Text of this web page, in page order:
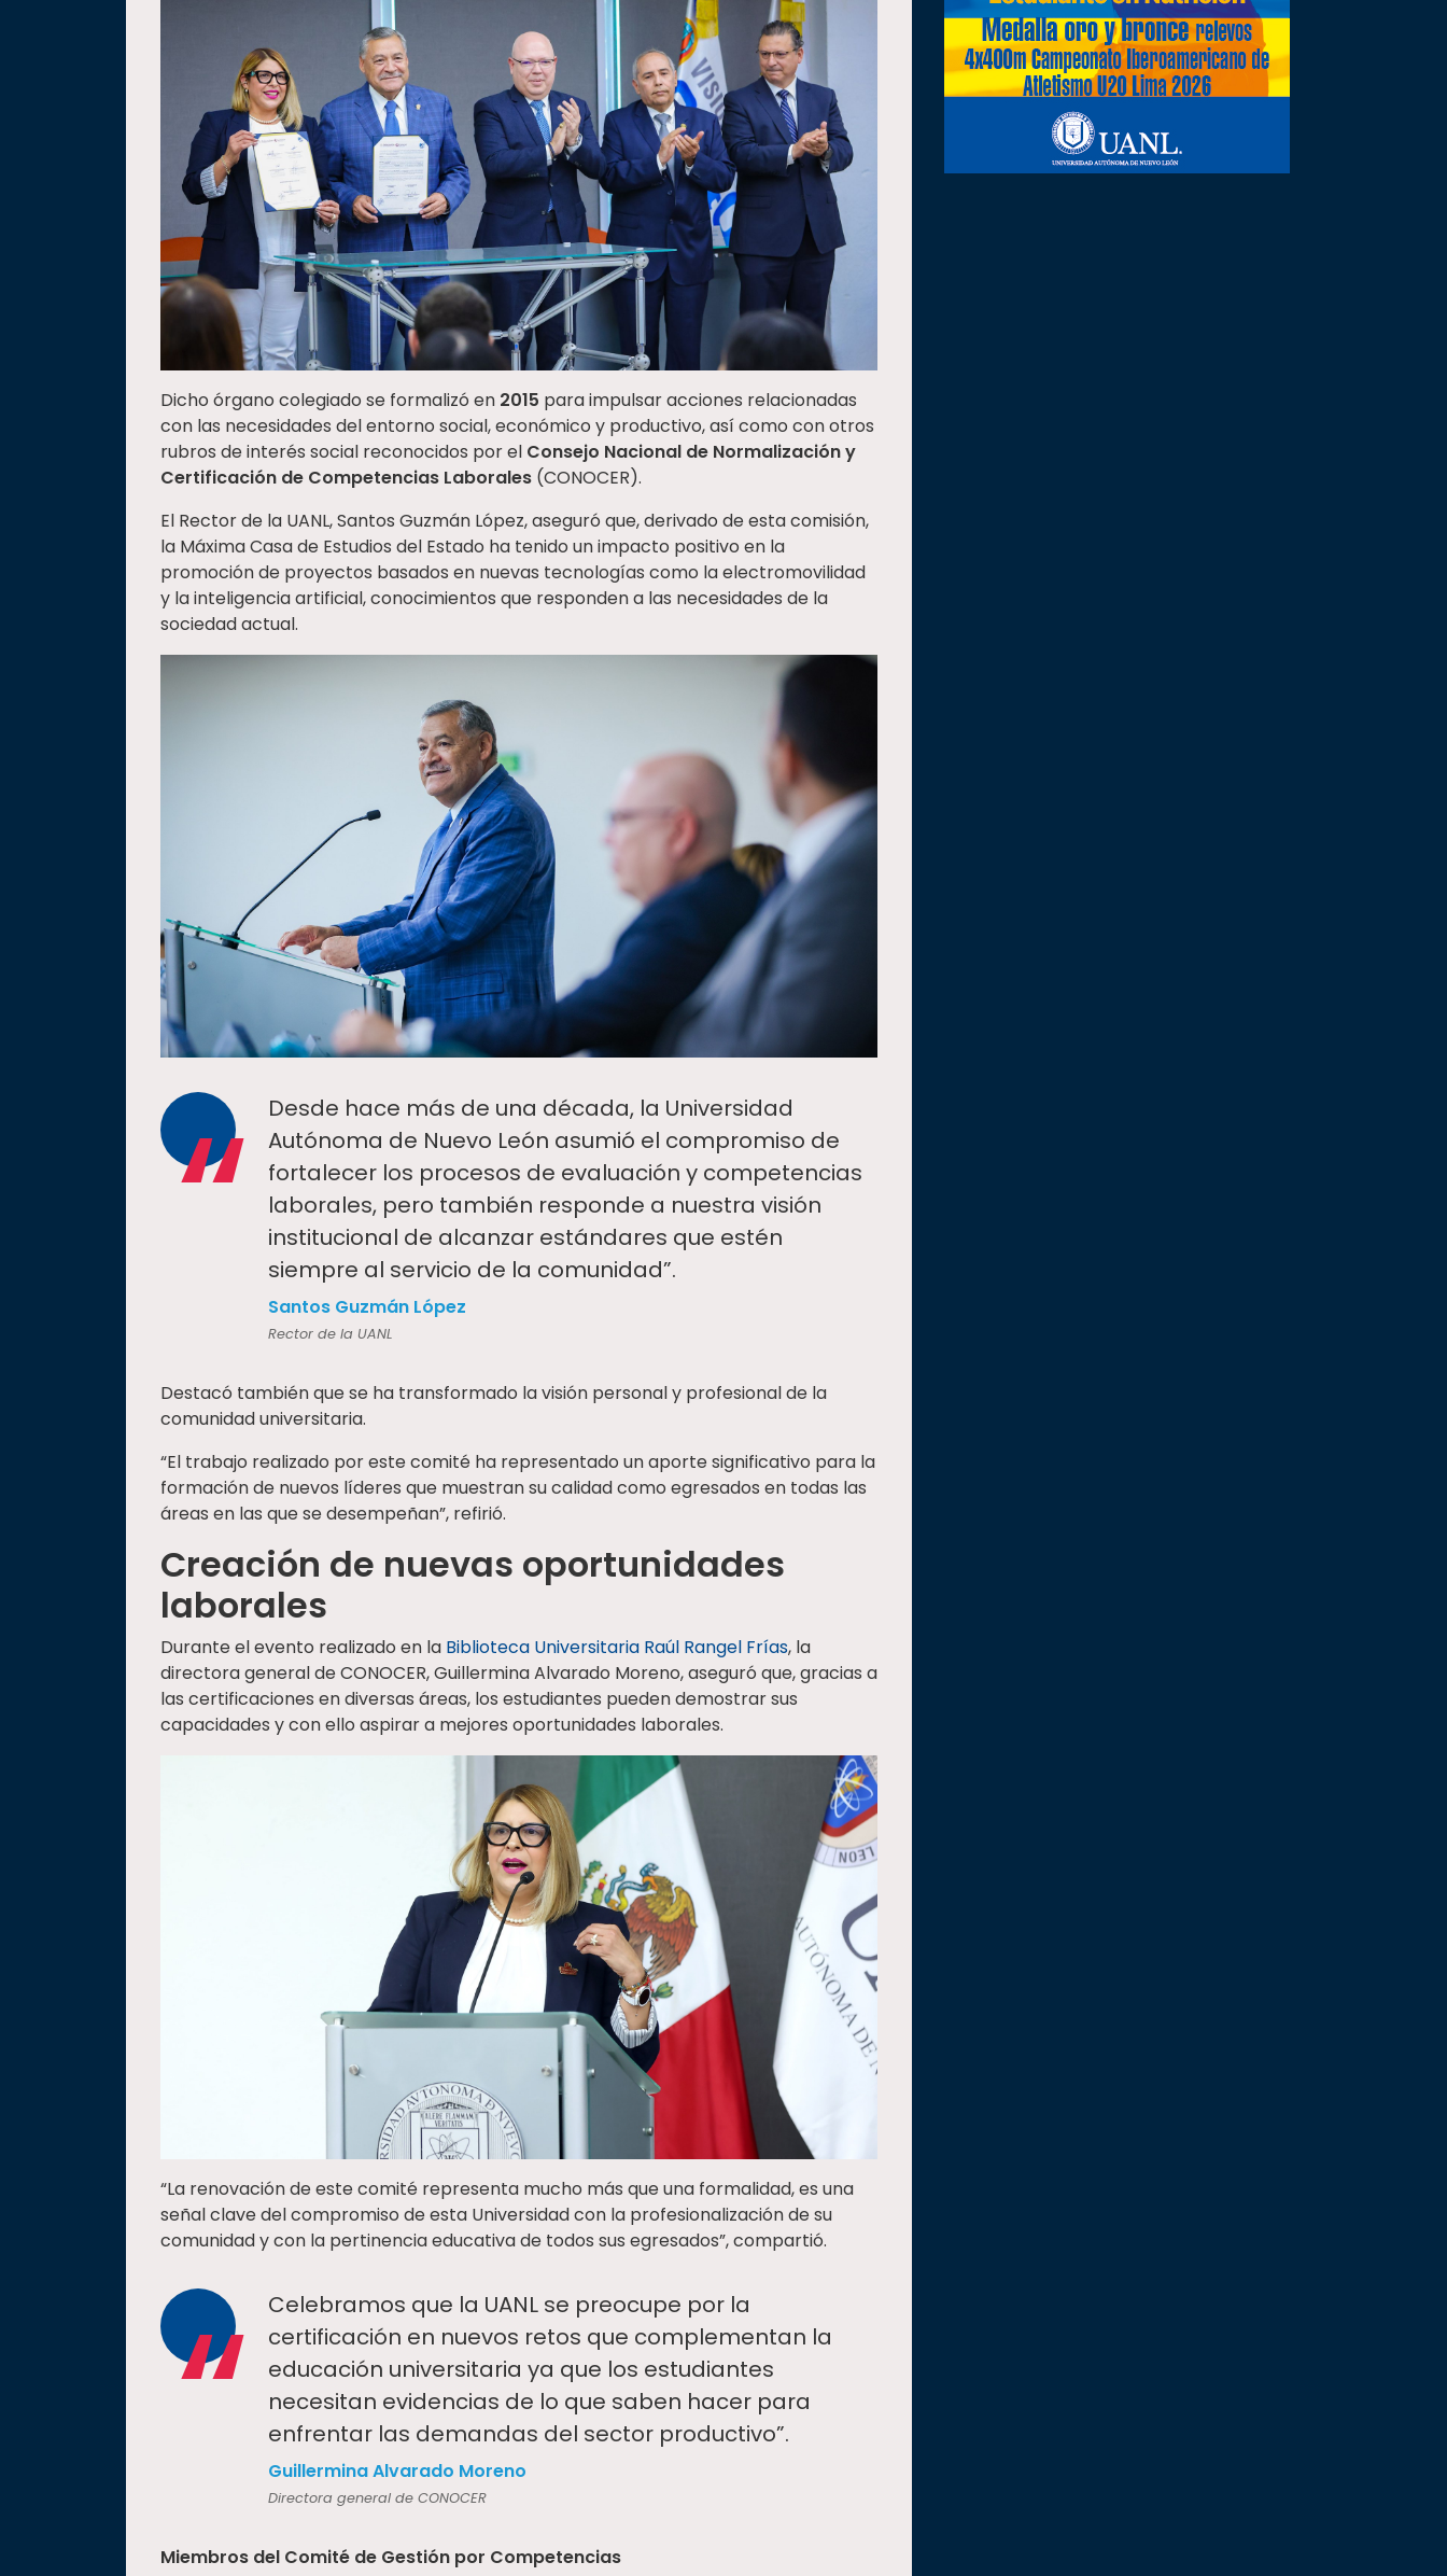
Dicho órgano colegiado se formalizó en 2015 para impulsar acciones relacionadas
con las necesidades del entorno social, económico y productivo, así como con otros
rubros de interés social reconocidos por el Consejo Nacional de Normalización y
Certificación de Competencias Laborales (CONOCER).
El Rector de la UANL, Santos Guzmán López, aseguró que, derivado de esta comisión,
la Máxima Casa de Estudios del Estado ha tenido un impacto positivo en la
promoción de proyectos basados en nuevas tecnologías como la electromovilidad
y la inteligencia artificial, conocimientos que responden a las necesidades de la
sociedad actual.
“
Desde hace más de una década, la Universidad
Autónoma de Nuevo León asumió el compromiso de
fortalecer los procesos de evaluación y competencias
laborales, pero también responde a nuestra visión
institucional de alcanzar estándares que estén
siempre al servicio de la comunidad”.
Santos Guzmán López
Rector de la UANL
Destacó también que se ha transformado la visión personal y profesional de la
comunidad universitaria.
“El trabajo realizado por este comité ha representado un aporte significativo para la
formación de nuevos líderes que muestran su calidad como egresados en todas las
áreas en las que se desempeñan”, refirió.
Creación de nuevas oportunidades
laborales
Durante el evento realizado en la Biblioteca Universitaria Raúl Rangel Frías, la
directora general de CONOCER, Guillermina Alvarado Moreno, aseguró que, gracias a
las certificaciones en diversas áreas, los estudiantes pueden demostrar sus
capacidades y con ello aspirar a mejores oportunidades laborales.
“La renovación de este comité representa mucho más que una formalidad, es una
señal clave del compromiso de esta Universidad con la profesionalización de su
comunidad y con la pertinencia educativa de todos sus egresados”, compartió.
“
Celebramos que la UANL se preocupe por la
certificación en nuevos retos que complementan la
educación universitaria ya que los estudiantes
necesitan evidencias de lo que saben hacer para
enfrentar las demandas del sector productivo”.
Guillermina Alvarado Moreno
Directora general de CONOCER
Miembros del Comité de Gestión por Competencias